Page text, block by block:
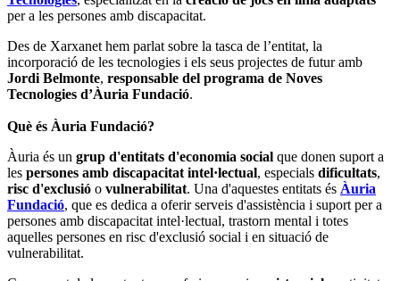
per a les persones amb discapacitat.
Des de Xarxanet hem parlat sobre la tasca de l’entitat, la
incorporació de les tecnologies i els seus projectes de futur amb
Jordi Belmonte, responsable del programa de Noves
Tecnologies d’Àuria Fundació.
Què és Àuria Fundació?
Àuria és un grup d'entitats d'economia social que donen suport a
les persones amb discapacitat intel·lectual, especials dificultats,
risc d'exclusió o vulnerabilitat. Una d'aquestes entitats és Àuria
Fundació, que es dedica a oferir serveis d'assistència i suport per a
persones amb discapacitat intel·lectual, trastorn mental i totes
aquelles persones en risc d'exclusió social i en situació de
vulnerabilitat.